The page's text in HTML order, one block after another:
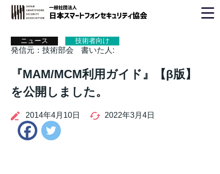
ホーム>ニュース>
ニュース 技術者向け
発信元：技術部会 書いた人:
『MAM/MCM利用ガイド』【β版】
を公開しました。
2014年4月10日 2022年3月4日
Facebook